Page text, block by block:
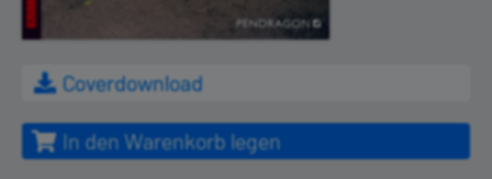
Coverdownload
In den Warenkorb legen